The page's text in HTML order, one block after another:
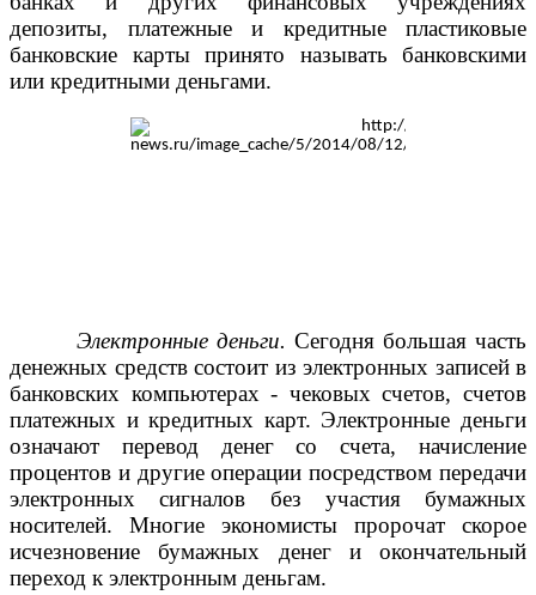
депозиты, платежные и кредитные пластиковые
банковские карты принято называть банковскими
или кредитными деньгами.
Электронные деньги. Сегодня большая часть
денежных средств состоит из электронных записей в
банковских компьютерах - чековых счетов, счетов
платежных и кредитных карт. Электронные деньги
означают перевод денег со счета, начисление
процентов и другие операции посредством передачи
электронных сигналов без участия бумажных
носителей. Многие экономисты пророчат скорое
исчезновение бумажных денег и окончательный
переход к электронным деньгам.